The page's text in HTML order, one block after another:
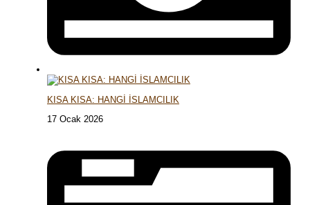
KISA KISA: HANGİ İSLAMCILIK
17 Ocak 2026